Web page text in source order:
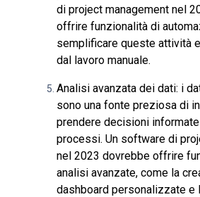
di project management nel
offrire funzionalità di
semplificare queste attività
dal lavoro manuale.
Analisi avanzata dei dati: i
sono una fonte preziosa di
prendere decisioni
processi. Un software di
nel 2023 dovrebbe offrire
analisi avanzate, come la
dashboard personalizzate